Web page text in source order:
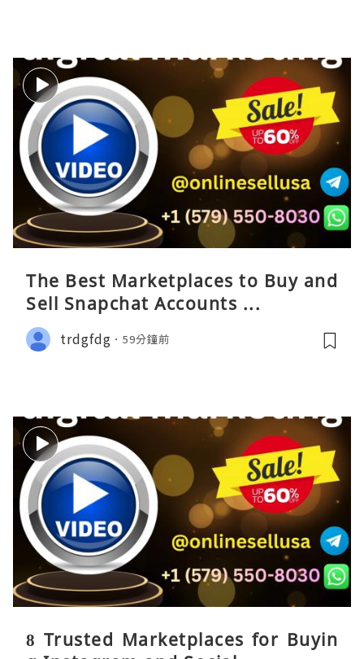
The Best Marketplaces to Buy and
Sell Snapchat Accounts ...
trdgfdg 59分鐘前
8 Trusted Marketplaces for Buyin